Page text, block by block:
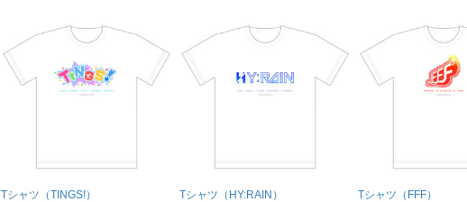
Tシャツ（TINGS!）
Tシャツ（HY:RAIN）
Tシャツ（FFF）